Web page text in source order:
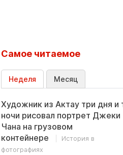
Самое читаемое
Неделя Месяц
Художник из Актау три дня и
ночи рисовал портрет Джеки
Чана на грузовом
контейнере
История в
фотографиях